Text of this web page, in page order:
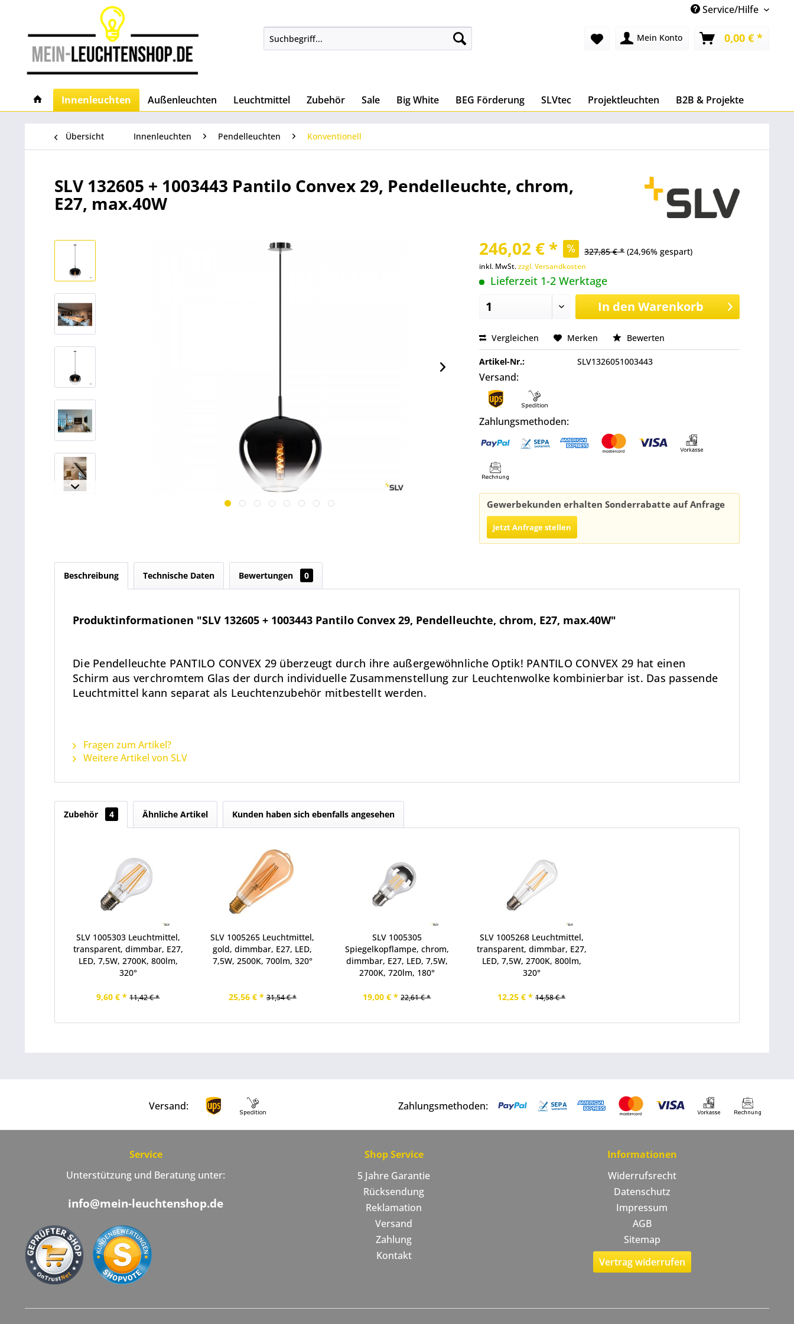
Service/Hilfe
Mein Konto 0,00 € *
Innenleuchten Außenleuchten Leuchtmittel Zubehör Sale Big White BEG Förderung SLVtec Projektleuchten B2B & Projekte
Übersicht Innenleuchten Pendelleuchten Konventionell
SLV 132605 + 1003443 Pantilo Convex 29, Pendelleuchte, chrom,
E27, max.40W
246,02 € *
327,85 € * (24,96% gespart)
inkl. MwSt.zzgl. Versandkosten
Lieferzeit 1-2 Werktage
In den Warenkorb
Vergleichen Merken Bewerten
Artikel-Nr.: SLV1326051003443
Versand:
Zahlungsmethoden:
Gewerbekunden erhalten Sonderrabatte auf Anfrage
Jetzt Anfrage stellen
Beschreibung Technische Daten Bewertungen 0
Produktinformationen "SLV 132605 + 1003443 Pantilo Convex 29, Pendelleuchte, chrom, E27, max.40W"
Die Pendelleuchte PANTILO CONVEX 29 überzeugt durch ihre außergewöhnliche Optik! PANTILO CONVEX 29 hat einen
Schirm aus verchromtem Glas der durch individuelle Zusammenstellung zur Leuchtenwolke kombinierbar ist. Das passende
Leuchtmittel kann separat als Leuchtenzubehör mitbestellt werden.
Fragen zum Artikel?
Weitere Artikel von SLV
Zubehör 4 Ähnliche Artikel Kunden haben sich ebenfalls angesehen
SLV 1005303 Leuchtmittel,
transparent, dimmbar, E27,
LED, 7,5W, 2700K, 800lm,
320°
9,60 € * 11,42 € *
SLV 1005265 Leuchtmittel,
gold, dimmbar, E27, LED,
7,5W, 2500K, 700lm, 320°
25,56 € * 31,54 € *
SLV 1005305
Spiegelkopflampe, chrom,
dimmbar, E27, LED, 7,5W,
2700K, 720lm, 180°
19,00 € * 22,61 € *
SLV 1005268 Leuchtmittel,
transparent, dimmbar, E27,
LED, 7,5W, 2700K, 800lm,
320°
12,25 € * 14,58 € *
Versand: Zahlungsmethoden:
Service
Unterstützung und Beratung unter:
info@mein-leuchtenshop.de
Shop Service
5 Jahre Garantie
Rücksendung
Reklamation
Versand
Zahlung
Kontakt
Informationen
Widerrufsrecht
Datenschutz
Impressum
AGB
Sitemap
Vertrag widerrufen